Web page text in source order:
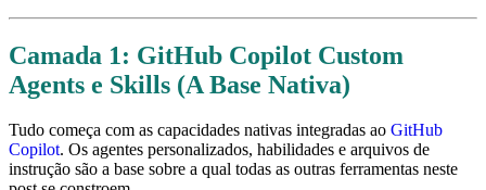
Camada 1: GitHub Copilot Custom
Agents e Skills (A Base Nativa)
Tudo começa com as capacidades nativas integradas ao GitHub
Copilot. Os agentes personalizados, habilidades e arquivos de
instrução são a base sobre a qual todas as outras ferramentas neste